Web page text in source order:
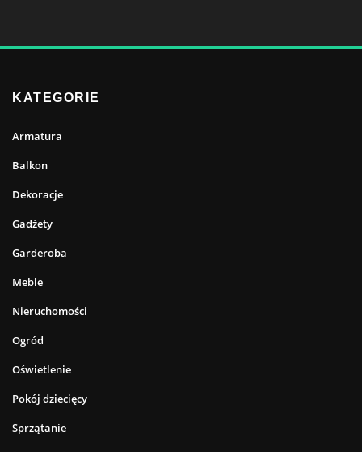
KATEGORIE
Armatura
Balkon
Dekoracje
Gadżety
Garderoba
Meble
Nieruchomości
Ogród
Oświetlenie
Pokój dziecięcy
Sprzątanie